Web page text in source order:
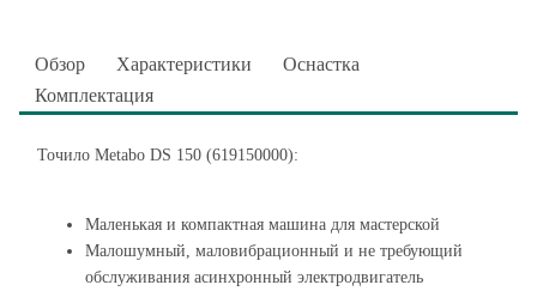
Обзор Характеристики
Оснастка
Комплектация
Точило Metabo DS 150 (619150000):
Маленькая и компактная машина для мастерской
Малошумный, маловибрационный и не требующий
обслуживания асинхронный электродвигатель